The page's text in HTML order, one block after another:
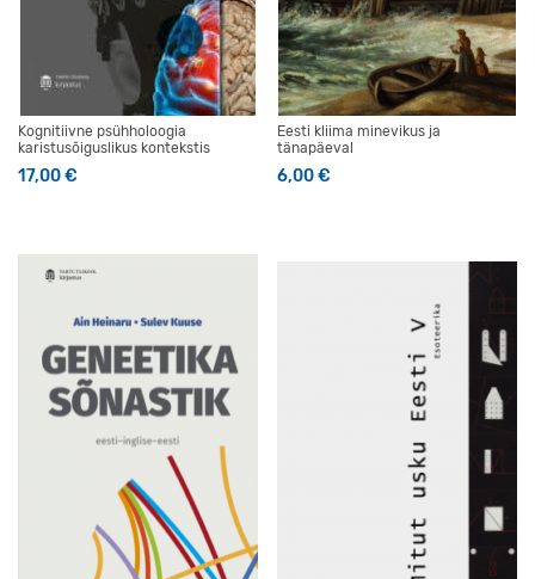
Kognitiivne psühholoogia
karistusõiguslikus kontekstis
17,00€
Eesti kliima minevikus ja
tänapäeval
6,00€